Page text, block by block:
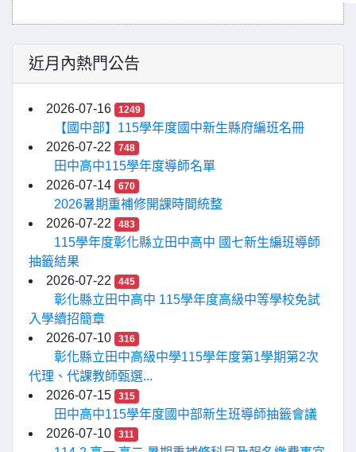
近月內熱門公告
2026-07-16 1249
【國中部】115學年度國中新生縣府編班名冊
2026-07-22
748
田中高中115學年度導師名單
2026-07-14
670
2026暑期重補修開課時間統整
2026-07-22
483
115學年度彰化縣立田中高中 國七新生編班導師
抽籤結果
2026-07-22
445
彰化縣立田中高中 115學年度高級中等學校免試
入學續招簡章
2026-07-10
316
彰化縣立田中高級中學115學年度第1學期第2次
代理、代課教師甄選...
2026-07-15
315
田中高中115學年度國中部新生班導師抽籤會議
2026-07-10
311